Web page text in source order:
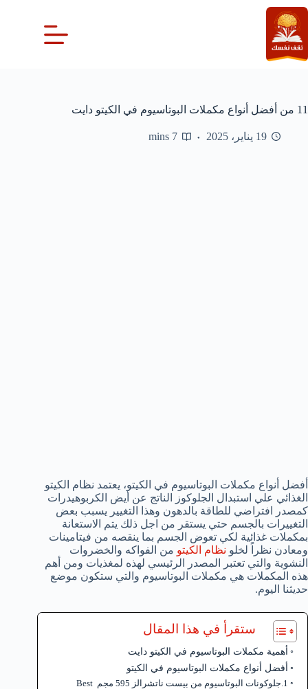
التجاوز
إلى
المحتوى
11 من أفضل أنواع مكملات البوتاسيوم في الكيتو دايت
19 يناير، 2025 7 mins
أفضل أنواع مكملات البوتاسيوم في الكيتو، يعتمد نظام الكيتو
الغذائي علي استبدال الجلوكوز الناتج عن أيض الكربوهيدرات
كمصدر افتراضي للطاقة بالدهون وهذا التغيير يسبب بعض
التغييرات بالجسم حتي يستقر من اجل ذلك يتم الاستعانة
بمكملات غذائية لكي تعوض الجسم بما ينقصه من فيتامينات
ومعادن نظراً لخلو نظام الكيتو من الفواكه والخضروات
النشوية والتي تعتبر المصدر الرئيسي لهذه لمغذيات ومن أهم
هذه المكملات هي مكملات البوتاسيوم والتي ستكون موضع
حديثنا اليوم.
ستقرأ في هذا المقال
أهمية مكملات البوتاسيوم في الكيتو دايت
أفضل أنواع مكملات البوتاسيوم في الكيتو
1.جلوكونات البوتاسيوم من بيست ناتشرالز 595 مجم Best